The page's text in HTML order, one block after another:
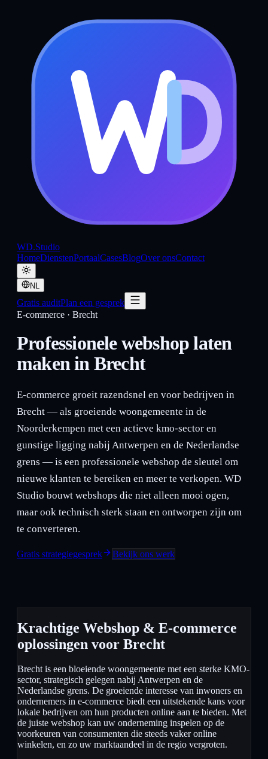
WD.Studio
HomeDienstenPortaalCasesBlogOver onsContact
NL
Gratis auditPlan een gesprek
E-commerce · Brecht
Professionele webshop laten
maken in Brecht
E-commerce groeit razendsnel en voor bedrijven in
Brecht — als groeiende woongemeente in de
Noorderkempen met een actieve kmo-sector en
gunstige ligging nabij Antwerpen en de Nederlandse
grens — is een professionele webshop de sleutel om
nieuwe klanten te bereiken en meer te verkopen. WD
Studio bouwt webshops die niet alleen mooi ogen,
maar ook technisch sterk staan en ontworpen zijn om
te converteren.
Gratis strategiegesprek Bekijk ons werk
Krachtige Webshop & E-commerce
oplossingen voor Brecht
Brecht is een bloeiende woongemeente met een sterke KMO-
sector, strategisch gelegen nabij Antwerpen en de
Nederlandse grens. De groeiende interesse van inwoners en
ondernemers in e-commerce biedt een uitstekende kans voor
lokale bedrijven om hun producten online aan te bieden. Met
de juiste webshop kan uw onderneming inspelen op de
voorkeuren van consumenten die steeds vaker online
winkelen, en zo uw marktaandeel in de regio vergroten.